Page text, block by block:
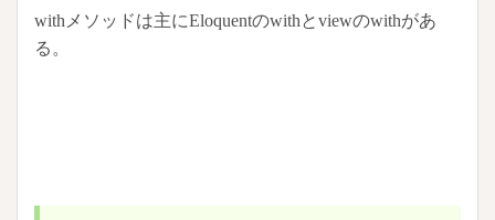
withメソッドは主にEloquentのwithとviewのwithがあ
る。